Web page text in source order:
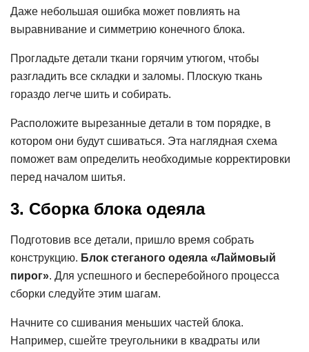
Даже небольшая ошибка может повлиять на
выравнивание и симметрию конечного блока.
Прогладьте детали ткани горячим утюгом, чтобы
разгладить все складки и заломы. Плоскую ткань
гораздо легче шить и собирать.
Расположите вырезанные детали в том порядке, в
котором они будут сшиваться. Эта наглядная схема
поможет вам определить необходимые корректировки
перед началом шитья.
3. Сборка блока одеяла
Подготовив все детали, пришло время собрать
конструкцию. Блок стеганого одеяла «Лаймовый
пирог». Для успешного и бесперебойного процесса
сборки следуйте этим шагам.
Начните со сшивания меньших частей блока.
Например, сшейте треугольники в квадраты или